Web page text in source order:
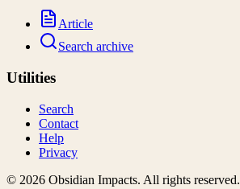
Article
Search archive
Utilities
Search
Contact
Help
Privacy
© 2026 Obsidian Impacts. All rights reserved.